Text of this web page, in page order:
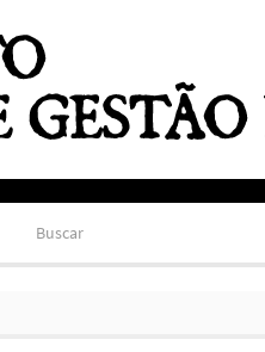
Buscar